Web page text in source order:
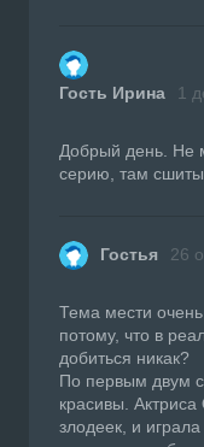
Гость Ирина 1
Добрый день. Не
серию, там сшиты
Гостья 26
Тема мести
потому, что в
добиться никак?
По первым двум
красивы.
злодеек, и